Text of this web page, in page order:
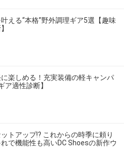
える“本格”野外調理ギア5選【趣味
楽しめる！充実装備の軽キャンパ
ア適性診断】
トアップ!? これからの時季に頼り
で機能性も高いDC Shoesの新作ウ